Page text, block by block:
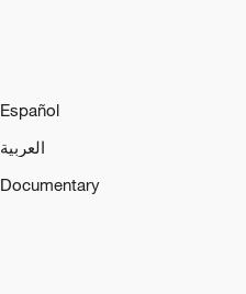
Español
العربية
Documentary